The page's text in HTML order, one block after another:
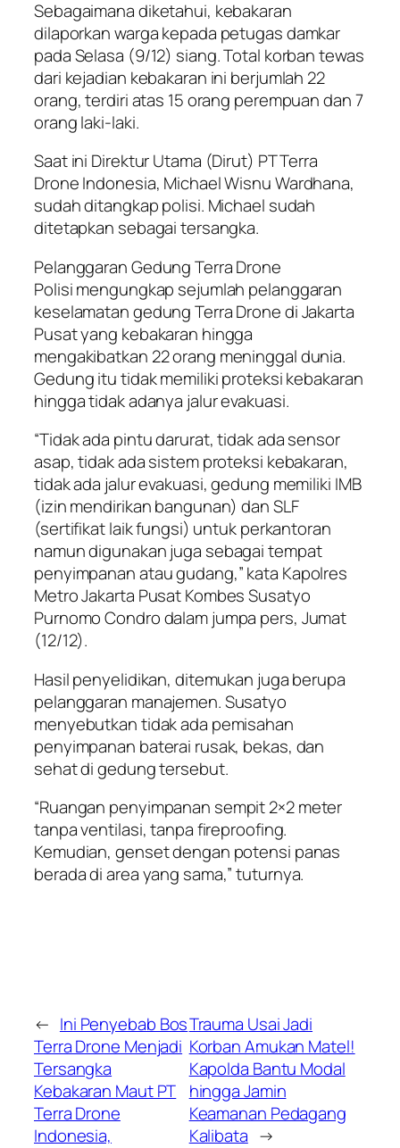
Sebagaimana diketahui, kebakaran
dilaporkan warga kepada petugas damkar
pada Selasa (9/12) siang. Total korban tewas
dari kejadian kebakaran ini berjumlah 22
orang, terdiri atas 15 orang perempuan dan 7
orang laki-laki.
Saat ini Direktur Utama (Dirut) PT Terra
Drone Indonesia, Michael Wisnu Wardhana,
sudah ditangkap polisi. Michael sudah
ditetapkan sebagai tersangka.
Pelanggaran Gedung Terra Drone
Polisi mengungkap sejumlah pelanggaran
keselamatan gedung Terra Drone di Jakarta
Pusat yang kebakaran hingga
mengakibatkan 22 orang meninggal dunia.
Gedung itu tidak memiliki proteksi kebakaran
hingga tidak adanya jalur evakuasi.
“Tidak ada pintu darurat, tidak ada sensor
asap, tidak ada sistem proteksi kebakaran,
tidak ada jalur evakuasi, gedung memiliki IMB
(izin mendirikan bangunan) dan SLF
(sertifikat laik fungsi) untuk perkantoran
namun digunakan juga sebagai tempat
penyimpanan atau gudang,” kata Kapolres
Metro Jakarta Pusat Kombes Susatyo
Purnomo Condro dalam jumpa pers, Jumat
(12/12).
Hasil penyelidikan, ditemukan juga berupa
pelanggaran manajemen. Susatyo
menyebutkan tidak ada pemisahan
penyimpanan baterai rusak, bekas, dan
sehat di gedung tersebut.
“Ruangan penyimpanan sempit 2×2 meter
tanpa ventilasi, tanpa fireproofing.
Kemudian, genset dengan potensi panas
berada di area yang sama,” tuturnya.
← Ini Penyebab Bos
Terra Drone Menjadi
Tersangka
Kebakaran Maut PT
Terra Drone
Indonesia,
Trauma Usai Jadi
Korban Amukan Matel!
Kapolda Bantu Modal
hingga Jamin
Keamanan Pedagang
Kalibata →